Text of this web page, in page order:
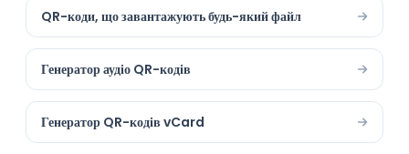
QR-коди, що завантажують будь-який файл
Генератор аудіо QR-кодів
Генератор QR-кодів vCard